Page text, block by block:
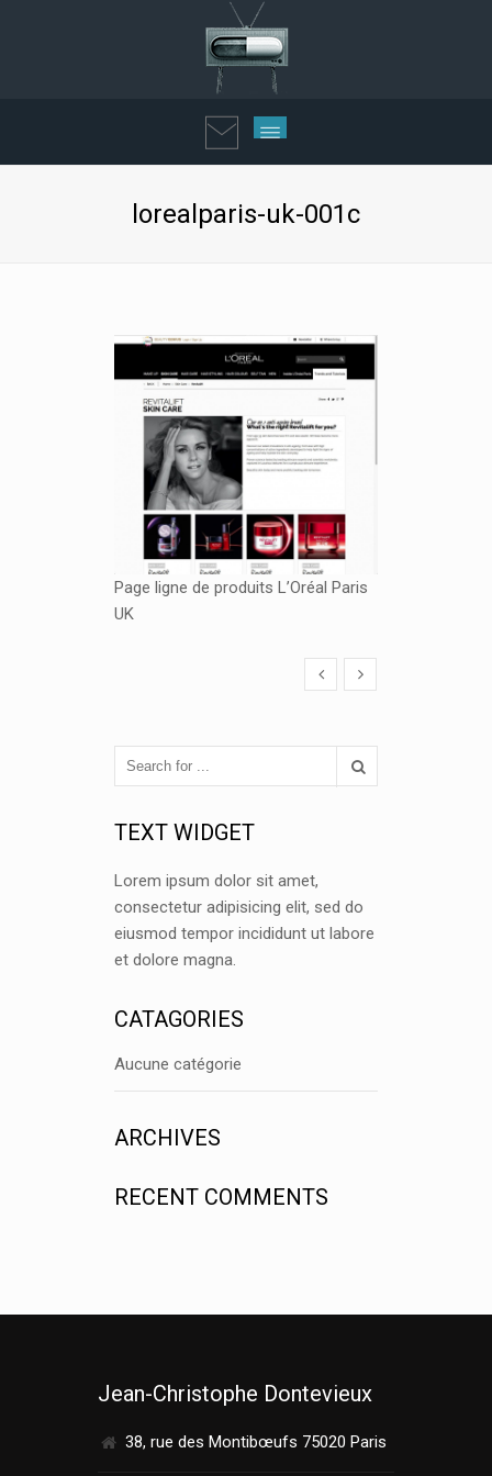
lorealparis-uk-001c
Page ligne de produits L’Oréal Paris
UK
TEXT WIDGET
Lorem ipsum dolor sit amet,
consectetur adipisicing elit, sed do
eiusmod tempor incididunt ut labore
et dolore magna.
CATAGORIES
Aucune catégorie
ARCHIVES
RECENT COMMENTS
Jean-Christophe Dontevieux
38, rue des Montibœufs 75020 Paris